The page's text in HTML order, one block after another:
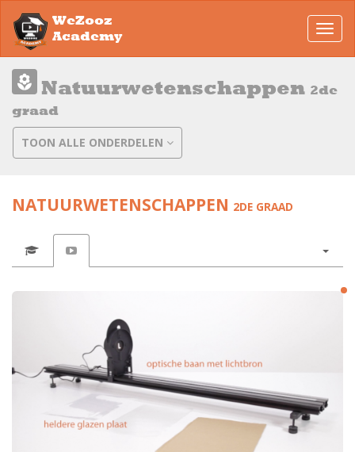
WeZooz
Academy
Natuurwetenschappen 2de
graad
TOON ALLE ONDERDELEN
NATUURWETENSCHAPPEN 2DE GRAAD